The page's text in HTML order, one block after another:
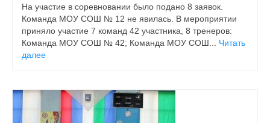
На участие в соревновании было подано 8 заявок.
Команда МОУ СОШ № 12 не явилась. В мероприятии
приняло участие 7 команд 42 участника, 8 тренеров:
Команда МОУ СОШ № 42; Команда МОУ СОШ... Читать
далее